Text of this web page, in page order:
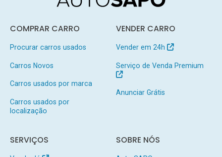
COMPRAR CARRO
Procurar carros usados
Carros Novos
Carros usados por marca
Carros usados por
localização
VENDER CARRO
Vender em 24h
Serviço de Venda Premium
Anunciar Grátis
SERVIÇOS SOBRE NÓS